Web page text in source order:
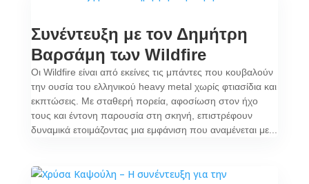
Συνέντευξη με τον Δημήτρη
Βαρσάμη των Wildfire
Οι Wildfire είναι από εκείνες τις μπάντες που κουβαλούν
την ουσία του ελληνικού heavy metal χωρίς φτιασίδια και
εκπτώσεις. Με σταθερή πορεία, αφοσίωση στον ήχο
τους και έντονη παρουσία στη σκηνή, επιστρέφουν
δυναμικά ετοιμάζοντας μια εμφάνιση που αναμένεται με...